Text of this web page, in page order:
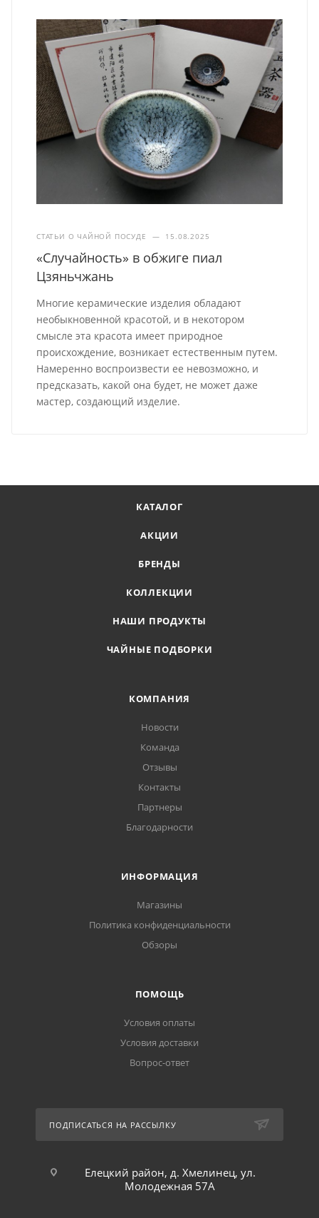
СТАТЬИ О ЧАЙНОЙ ПОСУДЕ — 15.08.2025
«Случайность» в обжиге пиал
Цзяньчжань
Многие керамические изделия обладают
необыкновенной красотой, и в некотором
смысле эта красота имеет природное
происхождение, возникает естественным путем.
Намеренно воспроизвести ее невозможно, и
предсказать, какой она будет, не может даже
мастер, создающий изделие.
КАТАЛОГ
АКЦИИ
БРЕНДЫ
КОЛЛЕКЦИИ
НАШИ ПРОДУКТЫ
ЧАЙНЫЕ ПОДБОРКИ
КОМПАНИЯ
Новости
Команда
Отзывы
Контакты
Партнеры
Благодарности
ИНФОРМАЦИЯ
Магазины
Политика конфиденциальности
Обзоры
ПОМОЩЬ
Условия оплаты
Условия доставки
Вопрос-ответ
ПОДПИСАТЬСЯ НА РАССЫЛКУ
Елецкий район, д. Хмелинец, ул.
Молодежная 57А